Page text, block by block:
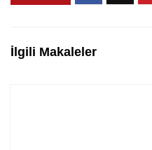
İlgili Makaleler